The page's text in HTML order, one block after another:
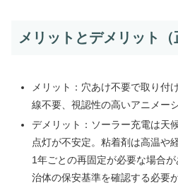
メリットとデメリット（
メリット：穴あけ不要で取り付
線不要、視認性の高いアニメー
デメリット：ソーラー充電は天
点灯が不安定。粘着剤は高温や
1年ごとの再固定が必要な場合
治体の保安基準を確認する必要